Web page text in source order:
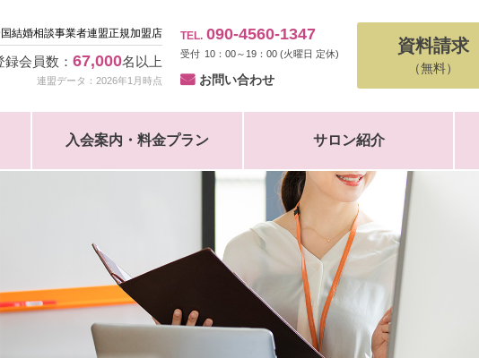
結婚相談事業者連盟正規加盟店
録会員数： 67,000名以上
連盟データ：2026年1月時点
TEL. 090-4560-1347
10：00～19：00 (火曜日 定休)
お問い合わせ
資料請求
（無料）
入会案内・料金プラン サロン紹介